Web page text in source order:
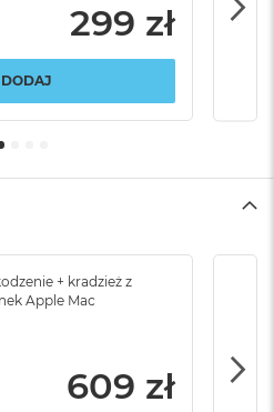
299 zł
DODAJ
+ kradzież z
Apple Mac
609 zł